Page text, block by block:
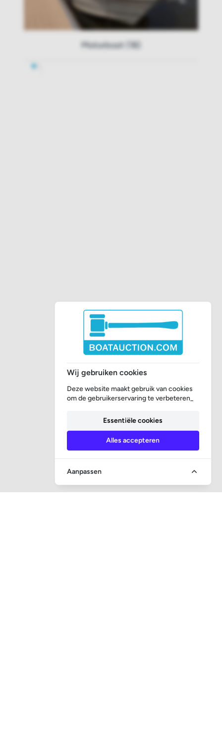
Motorboot (18)
Wij gebruiken cookies
Deze website maakt gebruik van cookies
om de gebruikerservaring te verbeteren_
Essentiële cookies
Alles accepteren
Aanpassen